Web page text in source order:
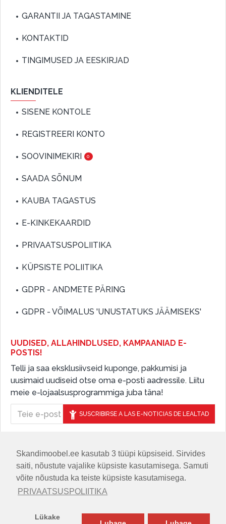
Skandimoobel.ee kasutab 3 tüüpi küpsiseid. Sirvides
saiti, nõustute vajalike küpsiste kasutamisega. Samuti
võite nõustuda ka teiste küpsiste kasutamisega.
PRIVAATSUSPOLIITIKA
Lükake
GARANTII JA TAGASTAMINE
KONTAKTID
TINGIMUSED JA EESKIRJAD
KLIENDITELE
SISENE KONTOLE
REGISTREERI KONTO
SOOVINIMEKIRI 0
SAADA SÕNUM
KAUBA TAGASTUS
E-KINKEKAARDID
PRIVAATSUSPOLIITIKA
KÜPSISTE POLIITIKA
GDPR - ANDMETE PÄRING
GDPR - VÕIMALUS 'UNUSTATUKS JÄÄMISEKS'
UUDISED, ALLAHINDLUSED, KAMPAANIAD E-
POSTIS!
Telli ja saa eksklusiivseid kuponge, pakkumisi ja
uusimaid uudiseid otse oma e-posti aadressile. Liitu
meie e-lojaalsusprogrammiga juba täna!
SUSCRIBIRSE A LAS E-NOTICIAS DE LEALTAD
JÄLGIGE MEID SOTSIAALMEEDIAS